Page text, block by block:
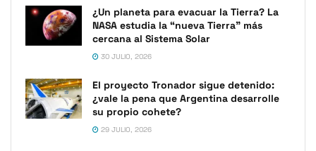
¿Un planeta para evacuar la Tierra? La
NASA estudia la “nueva Tierra” más
cercana al Sistema Solar
30 JULIO, 2026
El proyecto Tronador sigue detenido:
¿vale la pena que Argentina desarrolle
su propio cohete?
29 JULIO, 2026